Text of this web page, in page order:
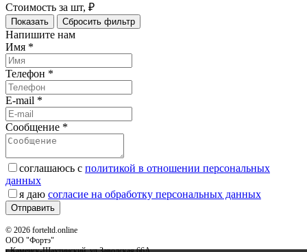
Стоимость за шт, ₽
Показать Сбросить фильтр
Напишите нам
Имя *
Телефон *
E-mail *
Сообщение *
соглашаюсь с политикой в отношении персональных
данных
я даю согласие на обработку персональных данных
Отправить
© 2026 forteltd.online
ООО "Фортэ"